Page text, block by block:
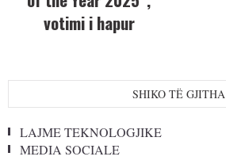
votimi i hapur
SHIKO TË GJITHA
LAJME TEKNOLOGJIKE
MEDIA SOCIALE